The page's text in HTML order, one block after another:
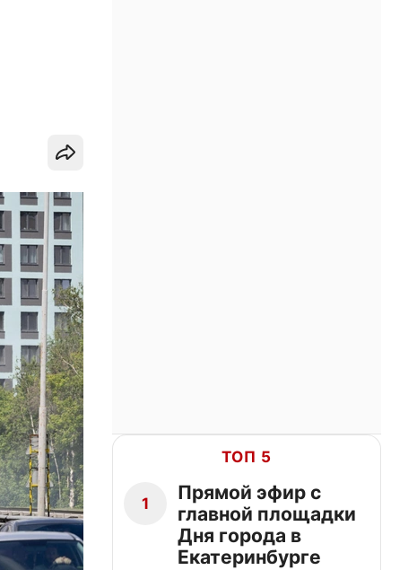
ТОП 5
1
Прямой эфир с
главной площадки
Дня города в
Екатеринбурге